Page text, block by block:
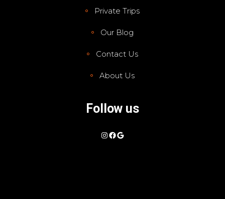
Private Trips
Our Blog
Contact Us
About Us
Follow us
Instagram
Facebook
Google